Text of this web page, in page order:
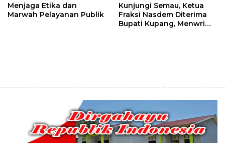
Menjaga Etika dan
Marwah Pelayanan Publik
Kunjungi Semau, Ketua
Fraksi Nasdem Diterima
Bupati Kupang, Menwrima